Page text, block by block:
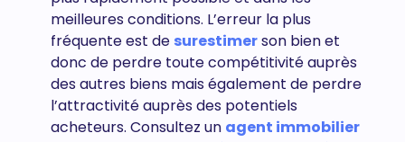
meilleures conditions. L’erreur la plus
fréquente est de surestimerson bien et
donc de perdre toute compétitivité auprès
des autres biens mais également de perdre
l’attractivité auprès des potentiels
acheteurs. Consultez un agent immobilier